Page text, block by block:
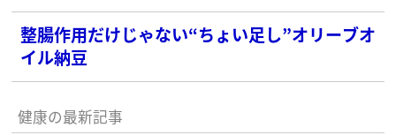
整腸作用だけじゃない“ちょい足し”オリーブオ
イル納豆
健康の最新記事